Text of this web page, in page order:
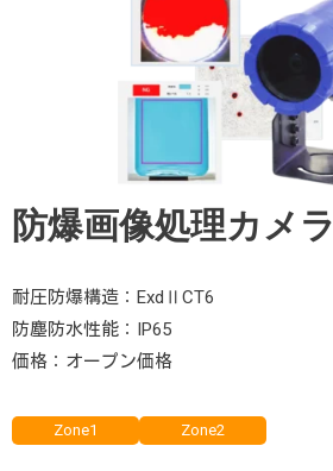
防爆画像処理カメラ
耐圧防爆構造：ExdⅡCT6
防塵防水性能：IP65
価格：オープン価格
Zone1 Zone2